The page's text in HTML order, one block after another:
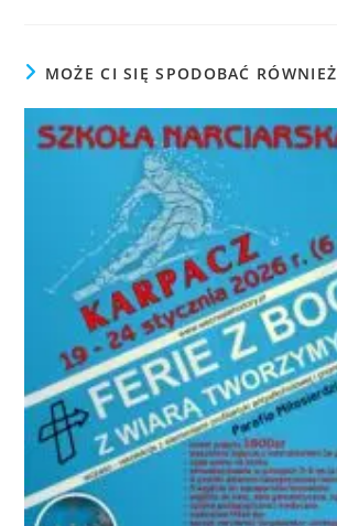
MOŻE CI SIĘ SPODOBAĆ RÓWNIEŻ